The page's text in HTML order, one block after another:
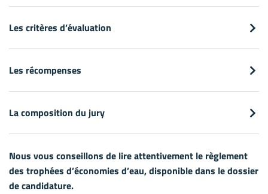
Les critères d’évaluation
Les récompenses
La composition du jury
Nous vous conseillons de lire attentivement le règlement
des trophées d’économies d’eau, disponible dans le dossier
de candidature.